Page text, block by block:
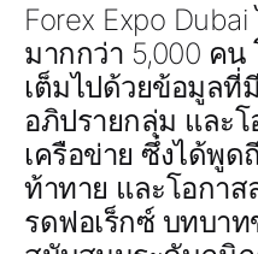
Forex Expo
มากกว่า 5,000 ค
เต็มไปด้วยข้อมูลที่
อภิปรายกลุ่ม และโ
เครือข่าย ซึ่งได้พู
ท้าทาย และโอกา
รดฟอเร็กซ์ บทบาท